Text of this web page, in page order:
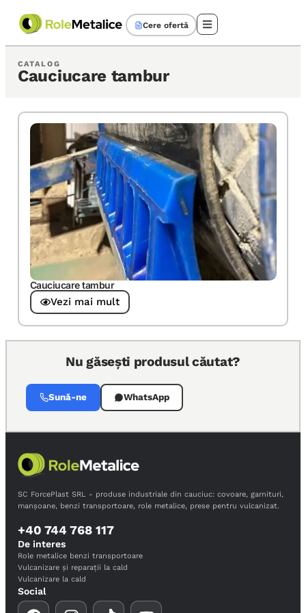
Cere ofertă
CATALOG
Cauciucare tambur
Cauciucare tambur
Vezi mai mult
Nu găsești produsul căutat?
Sună-ne WhatsApp
SC ForcePlast SRL - produse industriale din cauciuc: covoare, garnituri,
manșoane, benzi transportoare, role metalice, prese pentru vulcanizat.
+40 744 768 117
De interes
Role metalice benzi transportoare
Vulcanizare și reparații la cald
Vulcanizare la cald
Social